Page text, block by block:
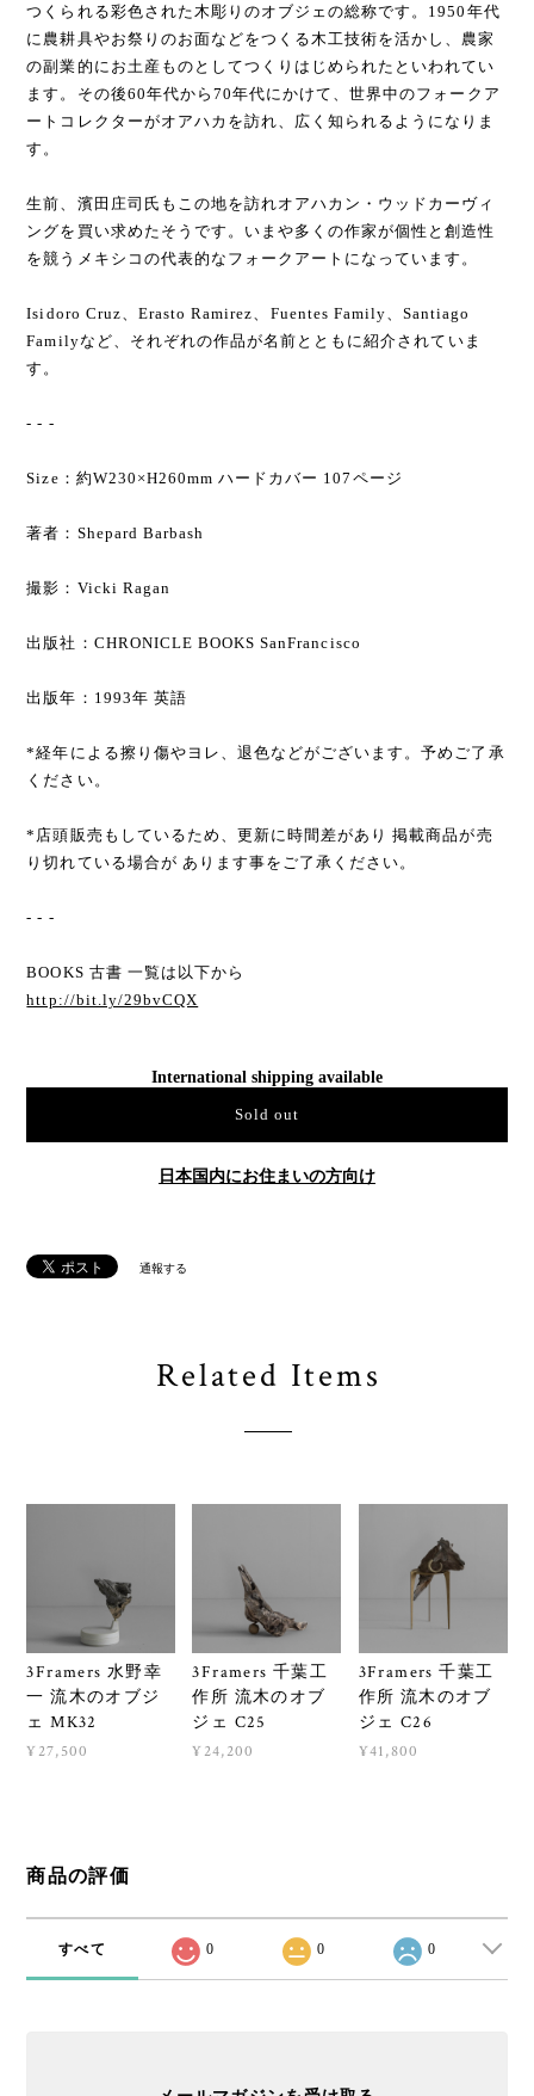
つくられる彩色された木彫りのオブジェの総称です。1950年代
に農耕具やお祭りのお面などをつくる木工技術を活かし、農家
の副業的にお土産ものとしてつくりはじめられたといわれてい
ます。その後60年代から70年代にかけて、世界中のフォークア
ートコレクターがオアハカを訪れ、広く知られるようになりま
す。
生前、濱田庄司氏もこの地を訪れオアハカン・ウッドカーヴィ
ングを買い求めたそうです。いまや多くの作家が個性と創造性
を競うメキシコの代表的なフォークアートになっています。
Isidoro Cruz、Erasto Ramirez、Fuentes Family、Santiago
Familyなど、それぞれの作品が名前とともに紹介されていま
す。
- - -
Size：約W230×H260mm ハードカバー 107ページ
著者：Shepard Barbash
撮影：Vicki Ragan
出版社：CHRONICLE BOOKS SanFrancisco
出版年：1993年 英語
*経年による擦り傷やヨレ、退色などがございます。予めご了承
ください。
*店頭販売もしているため、更新に時間差があり 掲載商品が売
り切れている場合が あります事をご了承ください。
- - -
BOOKS 古書 一覧は以下から
http://bit.ly/29bvCQX
International shipping available
Sold out
日本国内にお住まいの方向け
通報する
Related Items
3Framers 水野幸
一 流木のオブジ
ェ MK32
¥27,500
3Framers 千葉工
作所 流木のオブ
ジェ C25
¥24,200
3Framers 千葉工
作所 流木のオブ
ジェ C26
¥41,800
商品の評価
すべて 0 0 0